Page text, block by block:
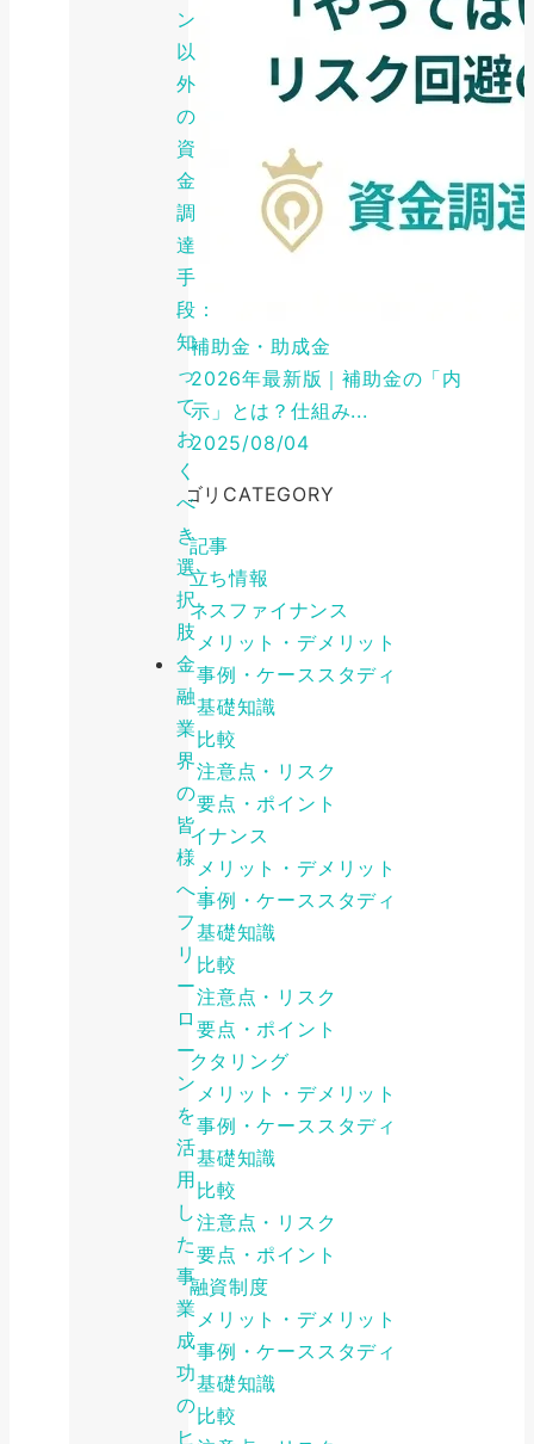
ン
以
外
の
資
金
調
達
手
段：
知
っ
て
お
く
べ
き
選
択
肢
金
融
業
界
の
皆
様
へ：
フ
リ
ー
ロ
ー
ン
を
活
用
し
た
事
業
成
功
の
ヒ
補助金・助成金
2026年最新版｜補助金の「内
示」とは？仕組み...
2025/08/04
カテゴリ CATEGORY
特集記事
お役立ち情報
ビジネスファイナンス
メリット・デメリット
事例・ケーススタディ
基礎知識
比較
注意点・リスク
要点・ポイント
ファイナンス
メリット・デメリット
事例・ケーススタディ
基礎知識
比較
注意点・リスク
要点・ポイント
ファクタリング
メリット・デメリット
事例・ケーススタディ
基礎知識
比較
注意点・リスク
要点・ポイント
公的融資制度
メリット・デメリット
事例・ケーススタディ
基礎知識
比較